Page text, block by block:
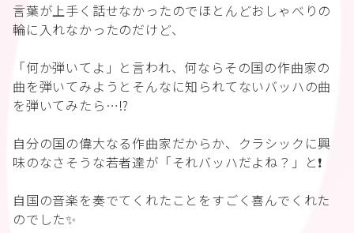
言葉が上手く話せなかったのでほとんどおしゃべりの
輪に入れなかったのだけど、
「何か弾いてよ」と言われ、何ならその国の作曲家の
曲を弾いてみようとそんなに知られてないバッハの曲
を弾いてみたら…⁉️
自分の国の偉大なる作曲家だからか、クラシックに興
味のなさそうな若者達が「それバッハだよね？」と❗️
自国の音楽を奏でてくれたことをすごく喜んでくれた
のでした✨